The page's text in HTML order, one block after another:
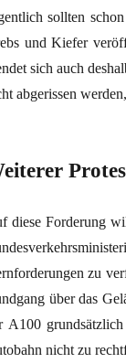
sollten
und Kiefer
sich auch
abgerissen
diese Forderung
zu
über das
A100
nicht zu